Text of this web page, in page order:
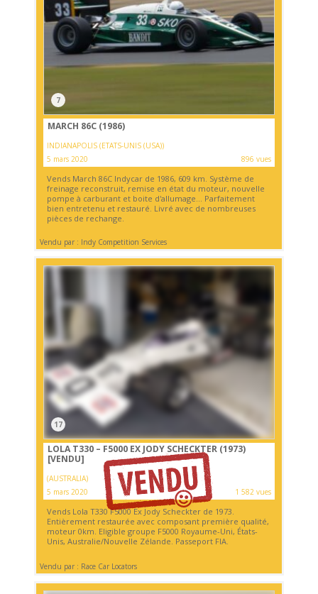
7
MARCH 86C (1986)
INDIANAPOLIS (ETATS-UNIS (USA))
5 mars 2020
896 vues
Vends March 86C Indycar de 1986, 609 km. Système de
freinage reconstruit, remise en état du moteur, nouvelle
pompe à carburant et boite d'allumage... Parfaitement
bien entretenu et restauré. Livré avec de nombreuses
pièces de rechange.
Vendu par : Indy Competition Services
17
LOLA T330 – F5000 EX JODY SCHECKTER (1973)
[VENDU]
(AUSTRALIA)
5 mars 2020
1 582 vues
Vends Lola T330 F5000 Ex Jody Scheckter de 1973.
Entièrement restaurée avec composant première qualité,
moteur 0km. Eligible groupe F5000 Royaume-Uni, États-
Unis, Australie/Nouvelle Zélande. Passeport FIA.
Vendu par : Race Car Locators